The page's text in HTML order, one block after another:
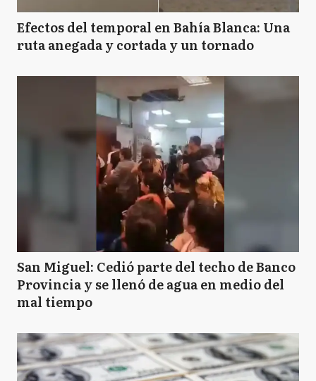
Efectos del temporal en Bahía Blanca: Una
ruta anegada y cortada y un tornado
San Miguel: Cedió parte del techo de Banco
Provincia y se llenó de agua en medio del
mal tiempo